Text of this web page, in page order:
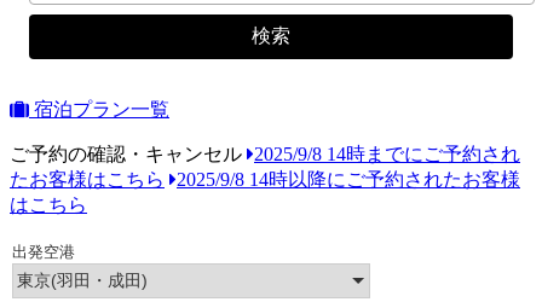
検索
宿泊プラン一覧
ご予約の確認・キャンセル
2025/9/8 14時までにご予約され
たお客様はこちら
2025/9/8 14時以降にご予約されたお客様
はこちら